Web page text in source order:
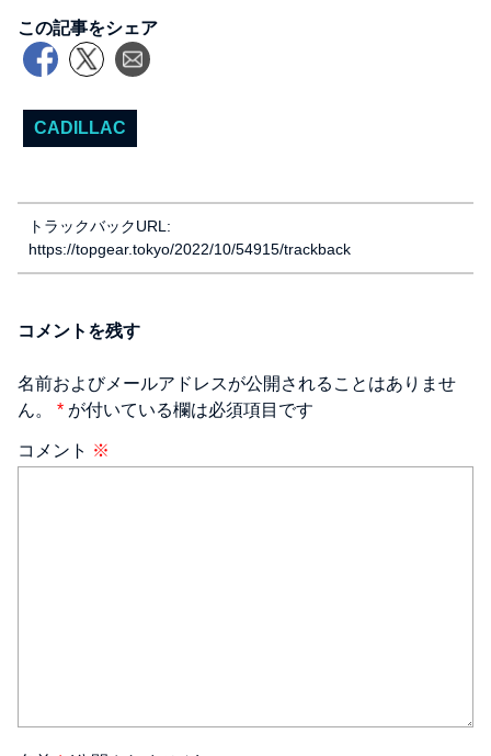
この記事をシェア
CADILLAC
トラックバックURL:
https://topgear.tokyo/2022/10/54915/trackback
コメントを残す
名前およびメールアドレスが公開されることはありませ
ん。 * が付いている欄は必須項目です
コメント ※